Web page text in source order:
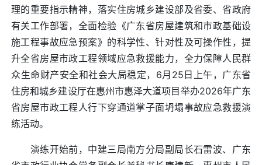
理的重要指示精神，落实住房城乡建设部及省委、省政府
有关工作部署，全面检验《广东省房屋建筑和市政基础设
施工程事故应急预案》的科学性、针对性及可操作性，提
升全省房屋市政工程领域应急救援能力，全力保障人民群
众生命财产安全和社会大局稳定，6月25日上午，广东省
住房和城乡建设厅在惠州市惠泽大道项目举办2026年广东
省房屋市政工程人行下穿通道掌子面坍塌事故应急救援演
练活动。
演练开始前，中建三局南方分局副局长石雷波、广东